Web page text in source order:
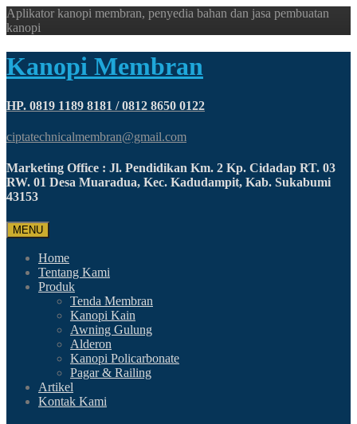
Aplikator kanopi membran, penyedia bahan dan jasa pembuatan
kanopi
Kanopi Membran
HP. 0819 1189 8181 / 0812 8650 0122
ciptatechnicalmembran@gmail.com
Marketing Office : Jl. Pendidikan Km. 2 Kp. Cidadap RT. 03
RW. 01 Desa Muaradua, Kec. Kadudampit, Kab. Sukabumi
43153
MENU
Home
Tentang Kami
Produk
Tenda Membran
Kanopi Kain
Awning Gulung
Alderon
Kanopi Policarbonate
Pagar & Railing
Artikel
Kontak Kami